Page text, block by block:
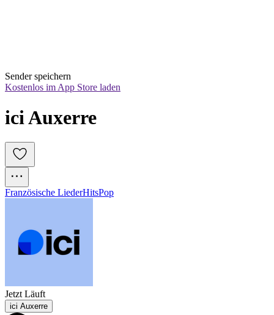
Sender speichern
Kostenlos im App Store laden
ici Auxerre
Französische LiederHitsPop
Jetzt Läuft
ici Auxerre